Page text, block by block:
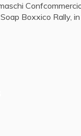
Boxxico Rally,